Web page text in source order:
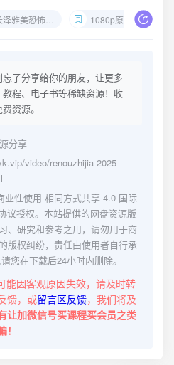
雅美恐怖片REMUX 1080p原盘日恐资源
了分享给你的朋友，让更多
程、电子书等稀缺资源！收
资源。
分享
video/renouzhijia-2025-
业性使用-相同方式共享 4.0 国际
议授权。本站提供的网盘资源版
、研究和参考之用，请勿用于商
版权纠纷，责任由使用者自行承
您在下载后24小时内删除。
能因客观原因失效，请及时转
馈，或留言区反馈，我们将及
让加微信号买课程买会员之类